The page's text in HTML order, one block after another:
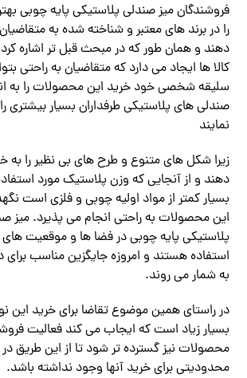
فروشندگان میز صندلی پلاستیکی پایه چوبی
را در برند های معتبر و شناخته شده به
دهند و همان طور که در مبحث قبل تر اشاره
کالا ها ایجاد می دارد که متقاضیان به راحتی
سلیقه شخصی خود خرید این محصولات را به
صندلی های پلاستیکی طرفداران بسیار بیشتری
نمایند
زیرا شکل های متنوع و طرح های بی نظیر را
دهند و از آنجایی که وزن پلاستیک مورد
بسیار کمتر از مواد اولیه چوبی و فلزی است
این محصولات به راحتی انجام می پذیرد. میز
پلاستیکی پایه چوبی در فضا ها و موقعیت‌
استفاده هستند و امروزه جایگزین مناسب برای
به شمار می روند.
در راستای همین موضوع تقاضا برای خرید این نوع
بسیار زیاد است که ایجاب می کند فعالیت
محصولات نیز گسترده تر شود تا از این طریق
محدودیتی برای خرید آنها وجود نداشته باشد.